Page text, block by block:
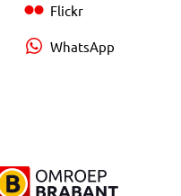
Flickr
WhatsApp